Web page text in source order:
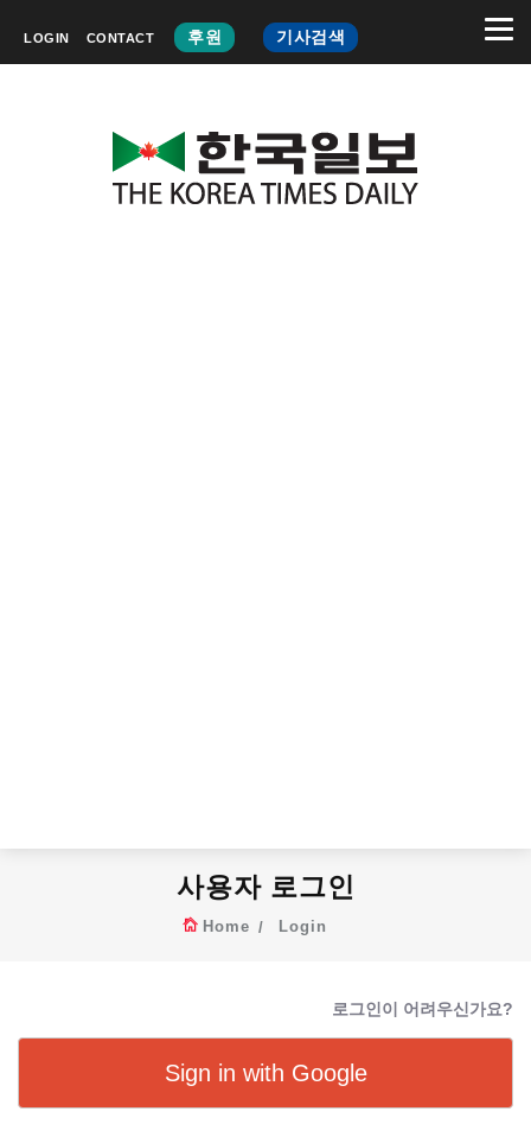
LOGIN CONTACT 후원 기사검색
사용자 로그인
Home Login
로그인이 어려우신가요?
Sign in with Google